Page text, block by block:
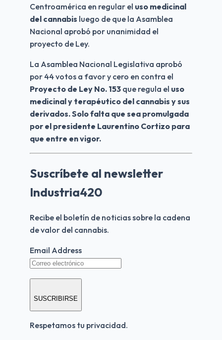
Centroamérica en regular el uso medicinal
del cannabis luego de que la Asamblea
Nacional aprobó por unanimidad el
proyecto de Ley.
La Asamblea Nacional Legislativa aprobó
Proyecto de Ley No. 153 que regula el uso
medicinal y terapéutico del cannabis y sus
derivados. Solo falta que sea promulgada
por el presidente Laurentino Cortizo para
que entre en vigor.
Suscríbete al newsletter
Industria420
Recibe el boletín de noticias sobre la cadena
de valor del cannabis.
Email Address
SUSCRIBIRSE
Respetamos tu privacidad.